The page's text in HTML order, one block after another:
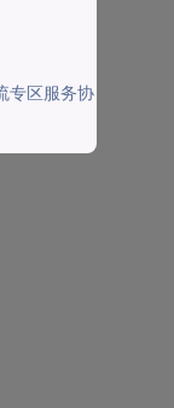
专区服务协